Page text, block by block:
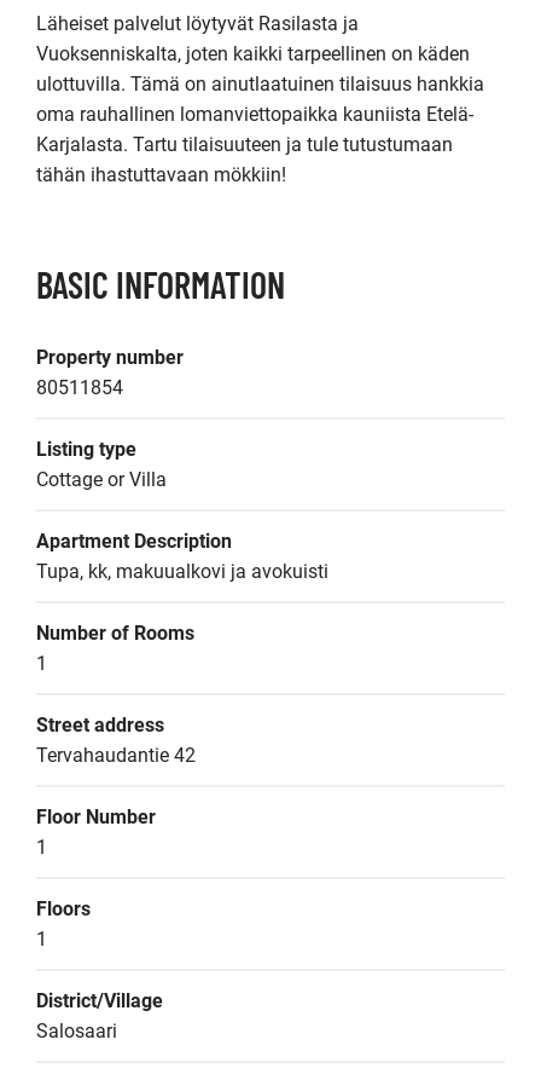
Läheiset palvelut löytyvät Rasilasta ja
Vuoksenniskalta, joten kaikki tarpeellinen on käden
ulottuvilla. Tämä on ainutlaatuinen tilaisuus hankkia
oma rauhallinen lomanviettopaikka kauniista Etelä-
Karjalasta. Tartu tilaisuuteen ja tule tutustumaan
tähän ihastuttavaan mökkiin!
BASIC INFORMATION
Property number
80511854
Listing type
Cottage or Villa
Apartment Description
Tupa, kk, makuualkovi ja avokuisti
Number of Rooms
1
Street address
Tervahaudantie 42
Floor Number
1
Floors
1
District/Village
Salosaari